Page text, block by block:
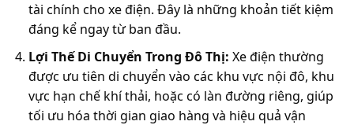
tài chính cho xe điện. Đây là những khoản tiết kiệm
đáng kể ngay từ ban đầu.
Lợi Thế Di Chuyển Trong Đô Thị: Xe điện thường
được ưu tiên di chuyển vào các khu vực nội đô, khu
vực hạn chế khí thải, hoặc có làn đường riêng, giúp
tối ưu hóa thời gian giao hàng và hiệu quả vận